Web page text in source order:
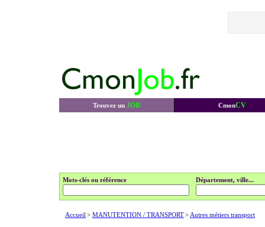
Trouvez un JOB CmonCV
Mots-clés ou référence Département, ville...
Accueil > MANUTENTION / TRANSPORT> Autres métiers transport